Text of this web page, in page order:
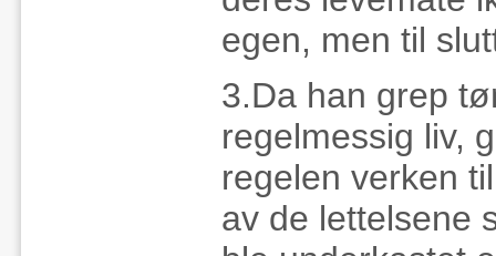
egen, men til
3.Da han grep
regelmessig liv,
regelen verken
av de lettelsene